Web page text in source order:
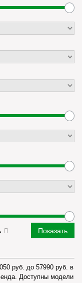
руб. до 57990 руб. в
Доступны модели